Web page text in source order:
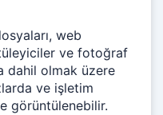
web
ve fotoğraf
dahil olmak üzere
ve işletim
görüntülenebilir.